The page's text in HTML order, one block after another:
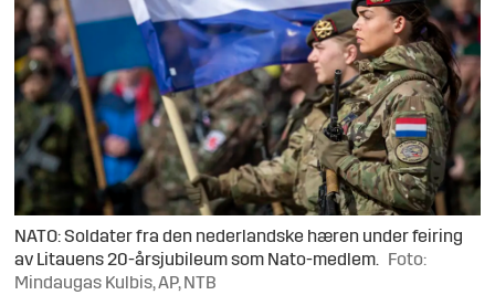
NATO: Soldater fra den nederlandske hæren under feiring
av Litauens 20-årsjubileum som Nato-medlem.
Foto:
Mindaugas Kulbis, AP, NTB